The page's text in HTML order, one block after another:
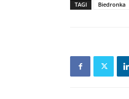
TAGI Biedronka